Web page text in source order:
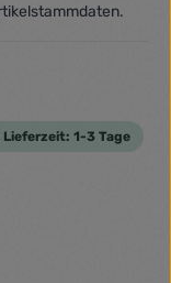
1-3 Tage
Pastell